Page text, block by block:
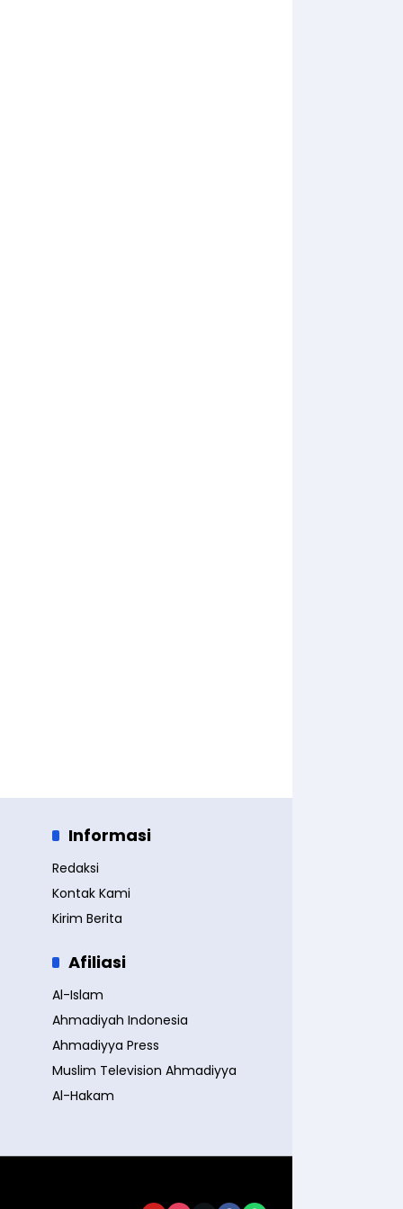
Informasi
Redaksi
Kontak Kami
Kirim Berita
Afiliasi
Al-Islam
Ahmadiyah Indonesia
Ahmadiyya Press
Muslim Television Ahmadiyya
Al-Hakam